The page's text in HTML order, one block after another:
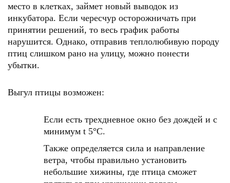
место в клетках, займет новый выводок из
инкубатора. Если чересчур осторожничать при
принятии решений, то весь график работы
нарушится. Однако, отправив теплолюбивую породу
птиц слишком рано на улицу, можно понести
убытки.
Выгул птицы возможен:
Если есть трехдневное окно без дождей и с
минимум t 5°C.
Также определяется сила и направление
ветра, чтобы правильно установить
небольшие хижины, где птица сможет